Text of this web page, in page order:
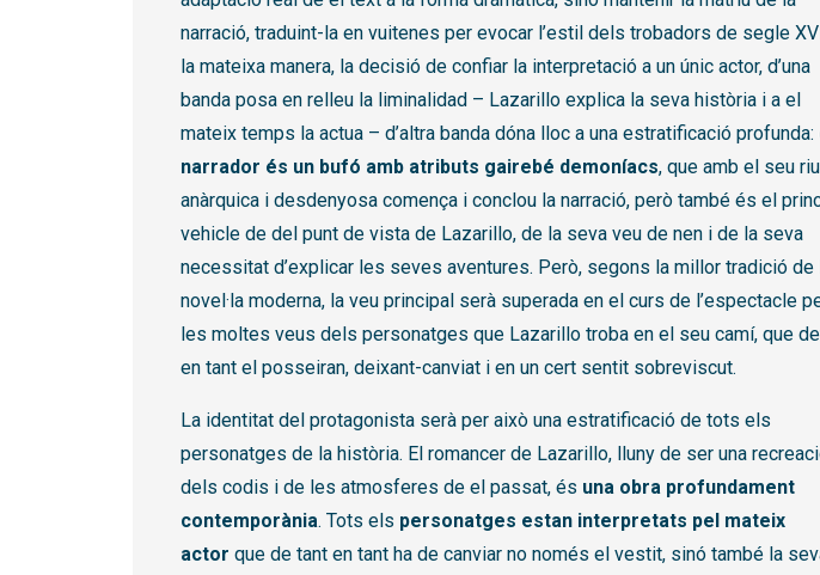
narració, traduint-la en vuitenes per evocar l’estil dels trobadors de segle
la mateixa manera, la decisió de confiar la interpretació a un únic actor, d’una
banda posa en relleu la liminalidad – Lazarillo explica la seva història i a el
mateix temps la actua – d’altra banda dóna lloc a una estratificació profunda:
narrador és un bufó amb atributs gairebé demoníacs, que amb el seu
anàrquica i desdenyosa comença i conclou la narració, però també és el
vehicle de del punt de vista de Lazarillo, de la seva veu de nen i de la seva
necessitat d’explicar les seves aventures. Però, segons la millor tradició de
novel·la moderna, la veu principal serà superada en el curs de l’espectacle
les moltes veus dels personatges que Lazarillo troba en el seu camí, que
en tant el posseiran, deixant-canviat i en un cert sentit sobreviscut.
La identitat del protagonista serà per això una estratificació de tots els
personatges de la història. El romancer de Lazarillo, lluny de ser una
dels codis i de les atmosferes de el passat, és una obra profundament
contemporània. Tots els personatges estan interpretats pel mateix
actor que de tant en tant ha de canviar no només el vestit, sinó també la